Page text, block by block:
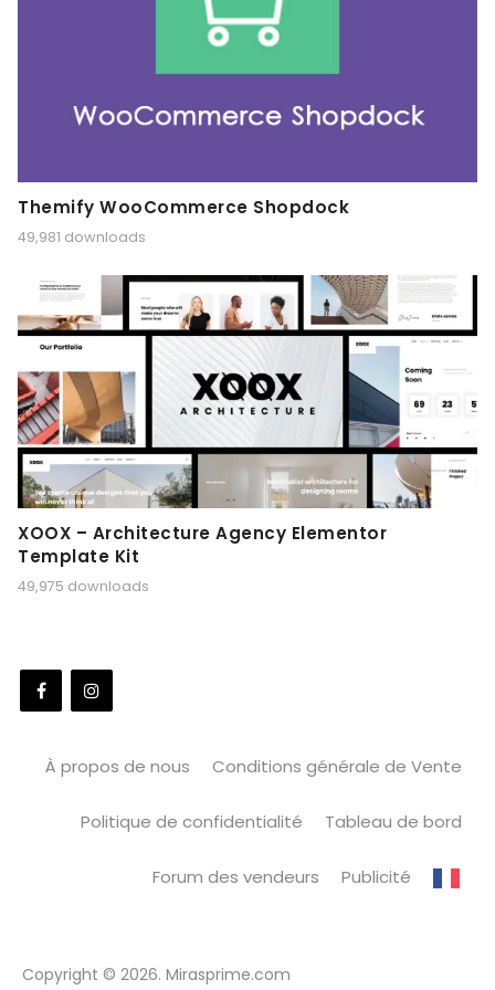
Themify WooCommerce Shopdock
49,981 downloads
XOOX – Architecture Agency Elementor
Template Kit
49,975 downloads
À propos de nous Conditions générale de Vente
Politique de confidentialité Tableau de bord
Forum des vendeurs Publicité
Copyright © 2026. Mirasprime.com